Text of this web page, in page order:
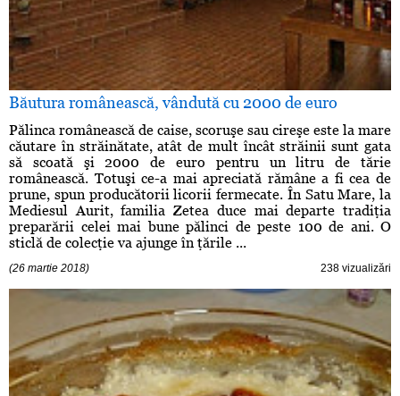
Băutura românească, vândută cu 2000 de euro
Pălinca românească de caise, scoruşe sau cireşe este la mare
căutare în străinătate, atât de mult încât străinii sunt gata
să scoată şi 2000 de euro pentru un litru de tărie
românească. Totuşi ce-a mai apreciată rămâne a fi cea de
prune, spun producătorii licorii fermecate. În Satu Mare, la
Mediesul Aurit, familia Zetea duce mai departe tradiţia
preparării celei mai bune pălinci de peste 100 de ani. O
sticlă de colecţie va ajunge în ţările ...
(26 martie 2018) 238 vizualizări